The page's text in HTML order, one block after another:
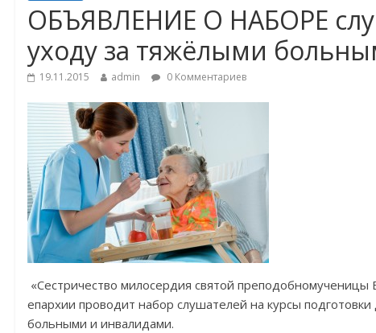
ОБЪЯВЛЕНИЕ О НАБОРЕ
уходу за тяжёлыми
19.11.2015 admin 0 Комментариев
«Сестричество милосердия святой преподобномученицы
епархии проводит набор слушателей на курсы
больными и инвалидами.